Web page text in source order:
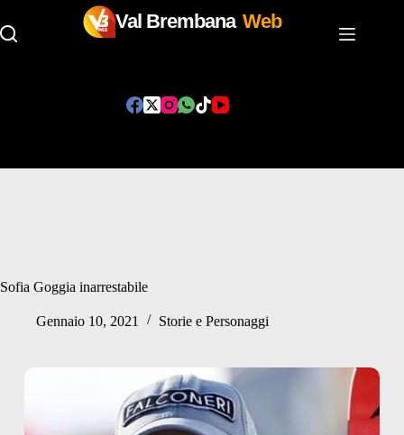
Val Brembana Web
Sofia Goggia inarrestabile
Gennaio 10, 2021 Storie e Personaggi